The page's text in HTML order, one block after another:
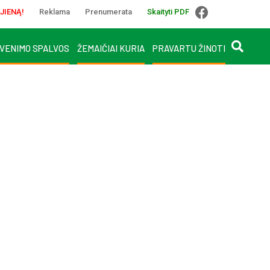
Reklama Prenumerata Skaityti PDF
SPALVOS ŽEMAIČIAI KURIA PRAVARTU ŽINOTI